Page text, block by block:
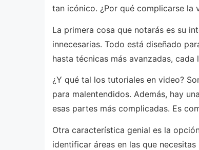
tan icónico. ¿Por qué complicarse
La primera cosa que notarás es su
innecesarias. Todo está diseñado
hasta técnicas más avanzadas,
¿Y qué tal los tutoriales en video?
para malentendidos. Además, hay
esas partes más complicadas. Es
Otra característica genial es la
identificar áreas en las que